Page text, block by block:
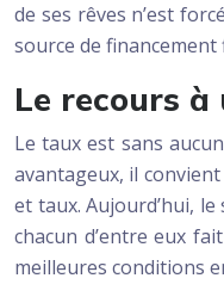
de ses rêves n’est
source de
Le recours
Le taux est sans
avantageux, il
et taux. Aujourd’hui,
chacun d’entre eux
meilleures conditions